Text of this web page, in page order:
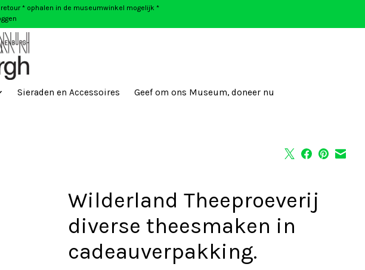
* ophalen in de museumwinkel mogelijk *
Sieraden en Accessoires Geef om ons Museum, doneer nu
Wilderland Theeproeverij
diverse theesmaken in
cadeauverpakking.